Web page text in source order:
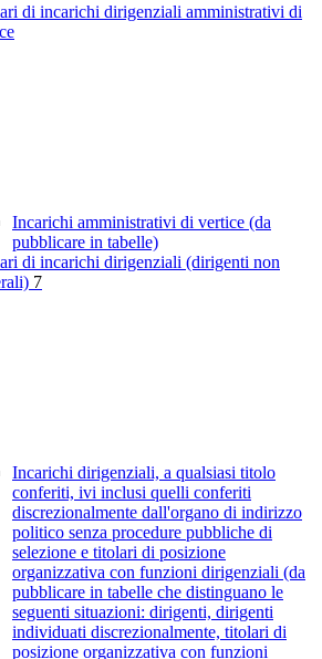
di incarichi dirigenziali amministrativi di
Incarichi amministrativi di vertice (da
pubblicare in tabelle)
di incarichi dirigenziali (dirigenti non
7
Incarichi dirigenziali, a qualsiasi titolo
conferiti, ivi inclusi quelli conferiti
discrezionalmente dall'organo di indirizzo
politico senza procedure pubbliche di
selezione e titolari di posizione
organizzativa con funzioni dirigenziali (da
pubblicare in tabelle che distinguano le
seguenti situazioni: dirigenti, dirigenti
individuati discrezionalmente, titolari di
posizione organizzativa con funzioni